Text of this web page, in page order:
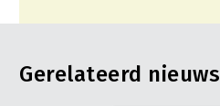
Gerelateerd nieuws